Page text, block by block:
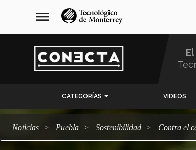
navegación
principal
menu
CATEGORÍAS VIDEOS
Noticias Puebla sostenibilidad Contra el